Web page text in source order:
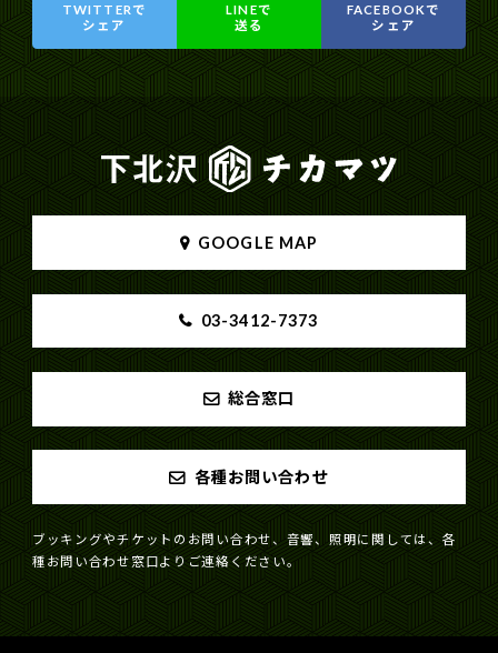
TWITTERで
シェア
LINEで
送る
FACEBOOKで
シェア
GOOGLE MAP
03-3412-7373
総合窓口
各種お問い合わせ
ブッキングやチケットのお問い合わせ、音響、照明に関しては、各
種お問い合わせ窓口よりご連絡ください。